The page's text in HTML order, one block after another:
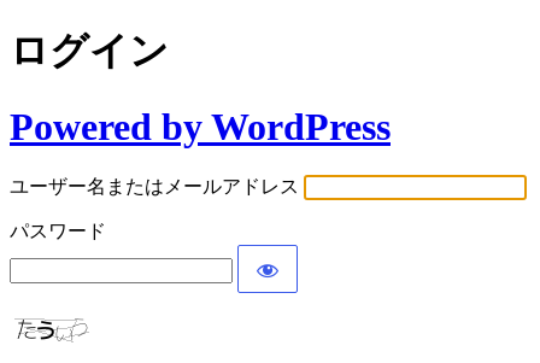
ログイン
Powered by WordPress
ユーザー名またはメールアドレス
パスワード